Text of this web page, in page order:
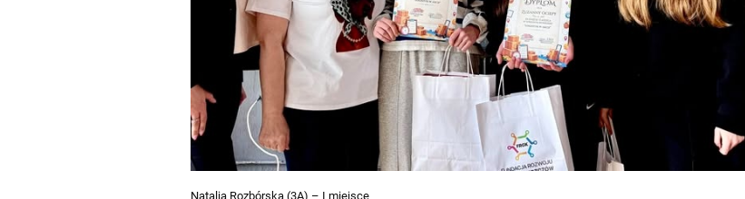
Natalia Rozbórska (3A) – I miejsce